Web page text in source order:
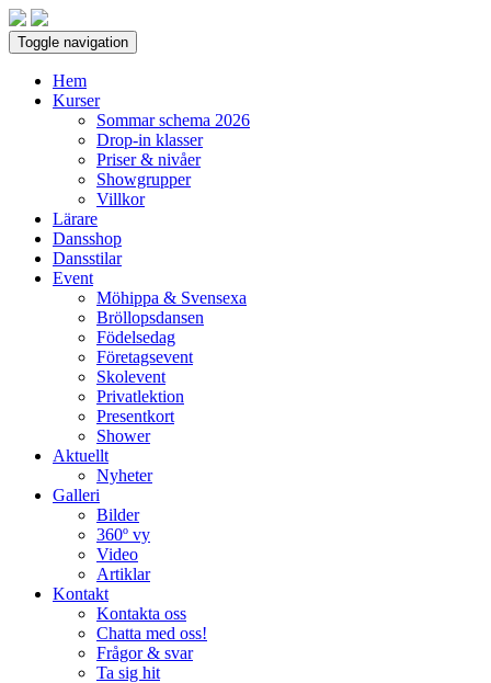
Toggle navigation
Hem
Kurser
Sommar schema 2026
Drop-in klasser
Priser & nivåer
Showgrupper
Villkor
Lärare
Dansshop
Dansstilar
Event
Möhippa & Svensexa
Bröllopsdansen
Födelsedag
Företagsevent
Skolevent
Privatlektion
Presentkort
Shower
Aktuellt
Nyheter
Galleri
Bilder
360º vy
Video
Artiklar
Kontakt
Kontakta oss
Chatta med oss!
Frågor & svar
Ta sig hit